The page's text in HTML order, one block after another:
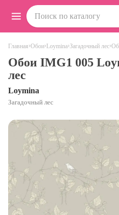
Главная›Обои› Loymina›Загадочный лес›
Обои IMG1 005
лес
Loymina
Загадочный лес